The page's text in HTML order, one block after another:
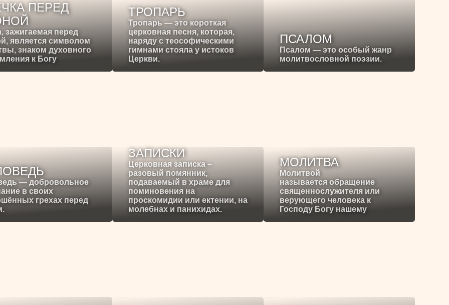
ПЕРЕД
зажигаемая перед
является символом
знаком духовного
к Богу
ТРОПАРЬ
Тропарь — это короткая
церковная песня, которая,
наряду с теософическими
гимнами стояла у истоков
Церкви.
ПСАЛОМ
Псалом — это особый жанр
молитвословной поэзии.
— добровольное
в своих
грехах перед
ЗАПИСКИ
Церковная записка –
разовый помянник,
подаваемый в храме для
поминовения на
проскомидии или ектении, на
молебнах и панихидах.
МОЛИТВА
Молитвой
называется обращение
священнослужителя или
верующего человека к
Господу Богу нашему